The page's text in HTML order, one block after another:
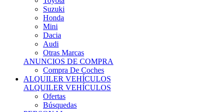
Honda
Mini
Dacia
Audi
Otras Marcas
ANUNCIOS DE COMPRA
Compra De Coches
ALQUILER VEHÍCULOS
ALQUILER VEHÍCULOS
Ofertas
Búsquedas
PERSONAL
COPILOTOS